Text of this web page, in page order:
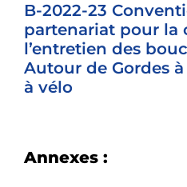
B-2022-23
partenariat pour la
l’entretien des
Autour de Gordes
à vélo
Annexes :